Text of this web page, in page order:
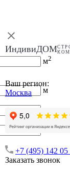
ИндивиДОМ
Ваш регион:
Москва
+7 (495) 142 05
Заказать звонок
м2
м